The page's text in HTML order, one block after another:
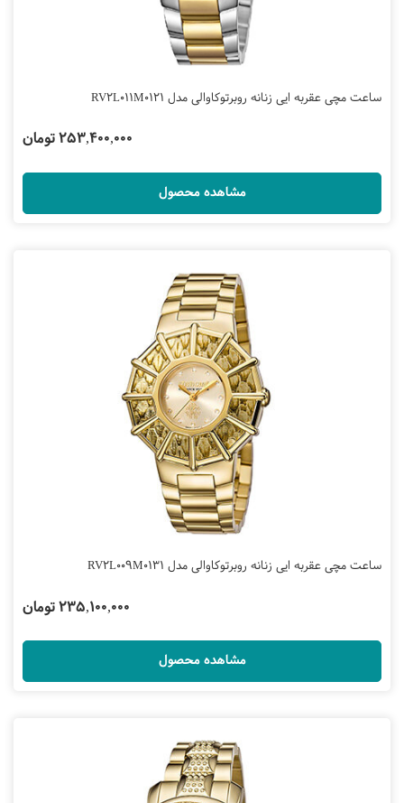
ساعت مچی عقربه ایی زنانه روبرتوکاوالی مدل RV2L011M0121
253,400,000 تومان
مشاهده محصول
ساعت مچی عقربه ایی زنانه روبرتوکاوالی مدل RV2L009M0131
235,100,000 تومان
مشاهده محصول